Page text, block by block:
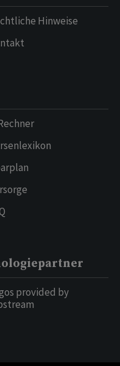
Hinweise
provided by